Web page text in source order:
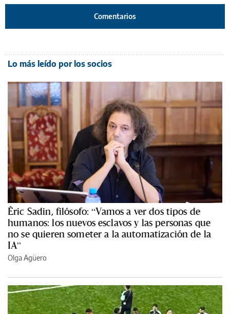
Comentarios
Lo más leído por los socios
Èric Sadin, filósofo: “Vamos a ver dos tipos de
humanos: los nuevos esclavos y las personas que
no se quieren someter a la automatización de la
IA”
Olga Agüero